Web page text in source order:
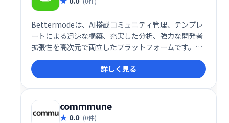
Bettermodeは、AI搭載コミュニティ管理、テンプレ
ートによる迅速な構築、充実した分析、強力な開発者
拡張性を高次元で両立したプラットフォームです。特
に、カスタマーコミュニティ・開発者フォーラム・
NPS向上を目指す企業に最適で、ブランド体験を自社
ドメイン内に統合したい企業、企業デジタル戦略の一
環としてオンラインコミュニティを構築したい組織に
非常に適しています。
詳しく見る
commmune
0.0 (0件)